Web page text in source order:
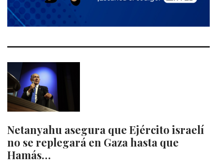
Netanyahu asegura que Ejército israelí
no se replegará en Gaza hasta que
Hamás…